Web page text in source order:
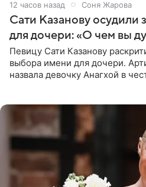
12 часов назад Соня Жарова
Сати Казанову осудили
для дочери: «О чем вы
Певицу Сати Казанову
выбора имени для дочери.
назвала девочку Анагхой в